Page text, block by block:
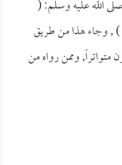
الله عليه وسلم: (
وجاء هذا من طريق
متواتراً, وممن رواه من